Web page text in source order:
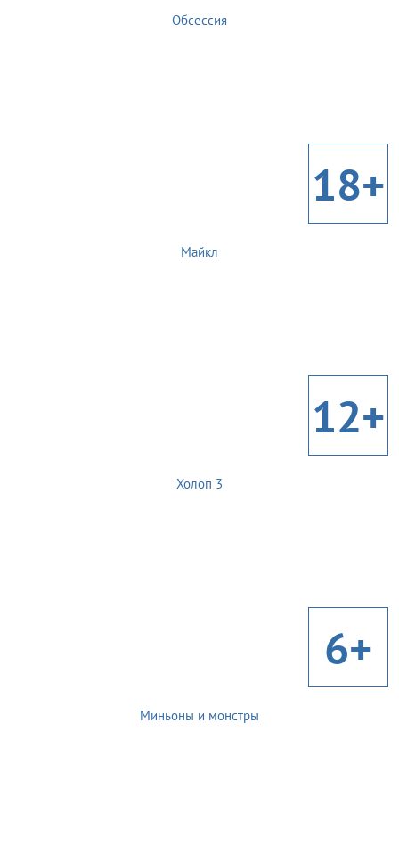
Обсессия
18+
Майкл
12+
Холоп 3
6+
Миньоны и монстры